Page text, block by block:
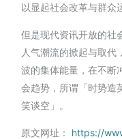
以显起社会改革与群众
但是现代资讯开放的社
人气潮流的掀起与取代
波的集体能量，在不断
会趋势，所谓「时势造
笑谈空」。
原文网址： https://